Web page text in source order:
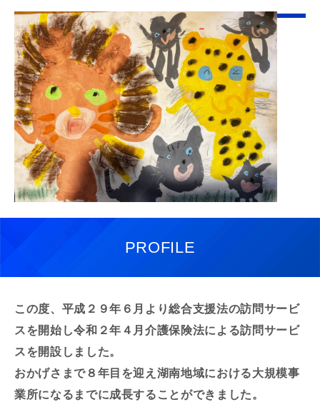
PROFILE
この度、平成２９年６月より総合支援法の訪問サービ
スを開始し令和２年４月介護保険法による訪問サービ
スを開設しました。
おかげさまで８年目を迎え湖南地域における大規模事
業所になるまでに成長することができました。